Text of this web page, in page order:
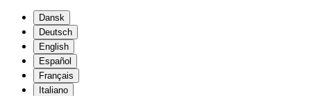
Dansk
Deutsch
English
Español
Français
Italiano